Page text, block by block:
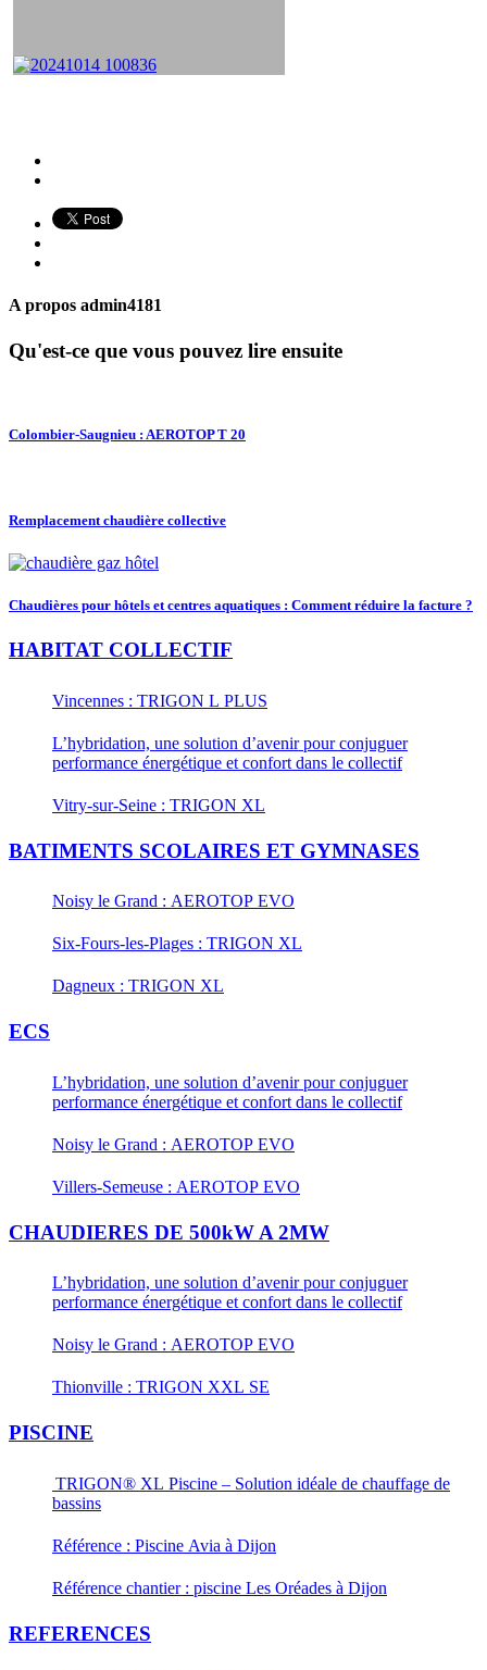
A propos admin4181
Qu'est-ce que vous pouvez lire ensuite
Colombier-Saugnieu : AEROTOP T 20
Remplacement chaudière collective
Chaudières pour hôtels et centres aquatiques : Comment réduire la facture ?
HABITAT COLLECTIF
Vincennes : TRIGON L PLUS
L’hybridation, une solution d’avenir pour conjuguer
performance énergétique et confort dans le collectif
Vitry-sur-Seine : TRIGON XL
BATIMENTS SCOLAIRES ET GYMNASES
Noisy le Grand : AEROTOP EVO
Six-Fours-les-Plages : TRIGON XL
Dagneux : TRIGON XL
ECS
L’hybridation, une solution d’avenir pour conjuguer
performance énergétique et confort dans le collectif
Noisy le Grand : AEROTOP EVO
Villers-Semeuse : AEROTOP EVO
CHAUDIERES DE 500kW A 2MW
L’hybridation, une solution d’avenir pour conjuguer
performance énergétique et confort dans le collectif
Noisy le Grand : AEROTOP EVO
Thionville : TRIGON XXL SE
PISCINE
TRIGON® XL Piscine – Solution idéale de chauffage de
bassins
Référence : Piscine Avia à Dijon
Référence chantier : piscine Les Oréades à Dijon
REFERENCES